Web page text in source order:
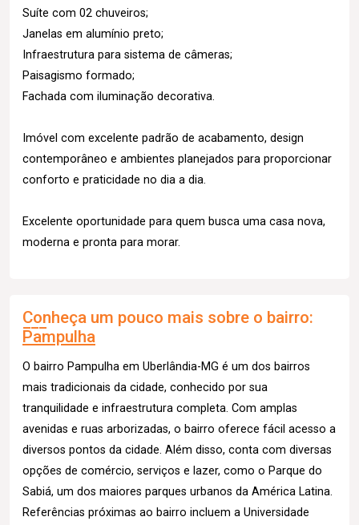
Suíte com 02 chuveiros;
Janelas em alumínio preto;
Infraestrutura para sistema de câmeras;
Paisagismo formado;
Fachada com iluminação decorativa.
Imóvel com excelente padrão de acabamento, design
contemporâneo e ambientes planejados para proporcionar
conforto e praticidade no dia a dia.
Excelente oportunidade para quem busca uma casa nova,
moderna e pronta para morar.
Conheça um pouco mais sobre o bairro:
Pampulha
O bairro Pampulha em Uberlândia-MG é um dos bairros
mais tradicionais da cidade, conhecido por sua
tranquilidade e infraestrutura completa. Com amplas
avenidas e ruas arborizadas, o bairro oferece fácil acesso a
diversos pontos da cidade. Além disso, conta com diversas
opções de comércio, serviços e lazer, como o Parque do
Sabiá, um dos maiores parques urbanos da América Latina.
Referências próximas ao bairro incluem a Universidade